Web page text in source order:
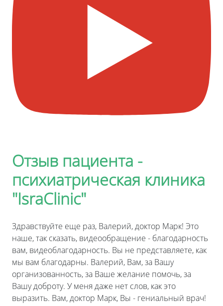
Отзыв пациента -
психиатрическая клиника
"IsraClinic"
Здравствуйте еще раз, Валерий, доктор Марк! Это
наше, так сказать, видеообращение - благодарность
вам, видеоблагодарность. Вы не представляете, как
мы вам благодарны. Валерий, Вам, за Вашу
организованность, за Ваше желание помочь, за
Вашу доброту. У меня даже нет слов, как это
выразить. Вам, доктор Марк, Вы - гениальный врач!